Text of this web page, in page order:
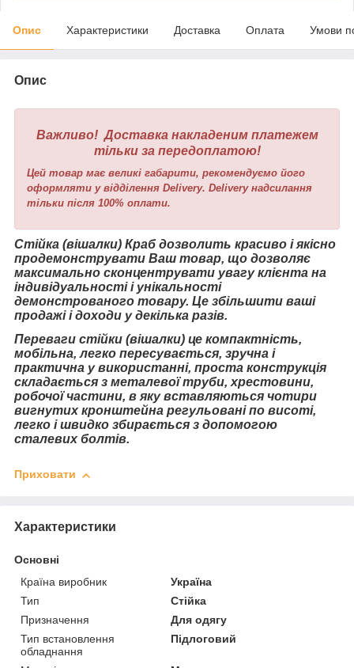
Опис Характеристики Доставка Оплата Умови
Опис
Важливо! Доставка накладеним платежем
тільки за передоплатою!
Цей товар має великі габарити, рекомендуємо його
оформляти у відділення Delivery. Delivery надсилання
тільки після 100% оплати.
Стійка (вішалки) Краб дозволить красиво і якісно
продемонструвати Ваш товар, що дозволяє
максимально сконцентрувати увагу клієнта на
індивідуальності і унікальності
демонстрованого товару. Це збільшити ваші
продажі і доходи у декілька разів.
Переваги стійки (вішалки) це компактність,
мобільна, легко пересувається, зручна і
практична у використанні, проста конструкція
складається з металевої труби, хрестовини,
робочої частини, в яку вставляються чотири
вигнутих кронштейна регульовані по висоті,
легко і швидко збирається з допомогою
сталевих болтів.
Приховати
Характеристики
Основні
Країна виробник
Україна
Тип
Стійка
Призначення
Для одягу
Тип встановлення
обладнання
Підлоговий